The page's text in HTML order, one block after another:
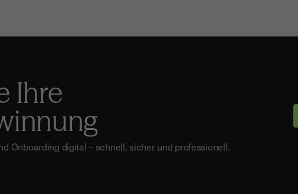
Ihre
Onboarding digital – schnell, sicher und professionell.